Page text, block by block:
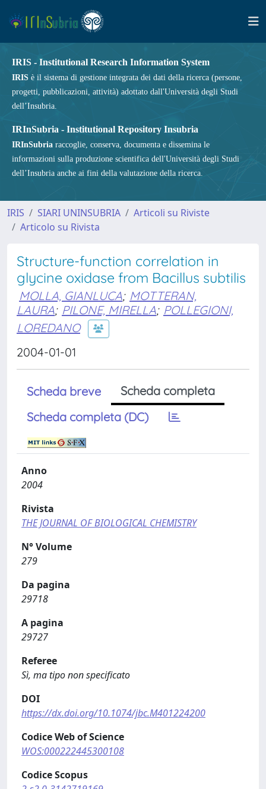
IRIS - Institutional Research Information System
IRIS è il sistema di gestione integrata dei dati della ricerca (persone,
progetti, pubblicazioni, attività) adottato dall'Università degli Studi
dell’Insubria.
IRInSubria - Institutional Repository Insubria
IRInSubria raccoglie, conserva, documenta e dissemina le
informazioni sulla produzione scientifica dell'Università degli Studi
dell’Insubria anche ai fini della valutazione della ricerca.
IRIS SIARI UNINSUBRIA
Articoli su Riviste
Articolo su Rivista
Structure-function correlation in
glycine oxidase from Bacillus subtilis
MOLLA, GIANLUCA; MOTTERAN,
LAURA; PILONE, MIRELLA; POLLEGIONI,
LOREDANO
2004-01-01
Scheda breve
Scheda completa
Scheda completa (DC)
Anno
2004
Rivista
THE JOURNAL OF BIOLOGICAL CHEMISTRY
N° Volume
279
Da pagina
29718
A pagina
29727
Referee
Sì, ma tipo non specificato
DOI
https://dx.doi.org/10.1074/jbc.M401224200
Codice Web of Science
WOS:000222445300108
Codice Scopus